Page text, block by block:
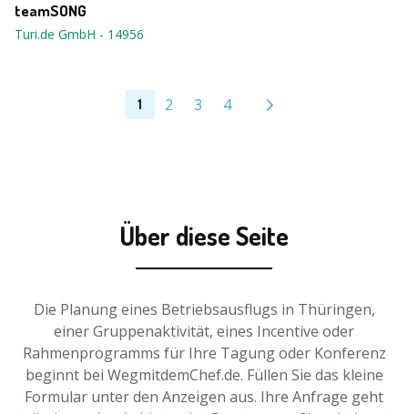
teamSONG
Turi.de GmbH - 14956
1 2 3 4
Über diese Seite
Die Planung eines Betriebsausflugs in Thüringen,
einer Gruppenaktivität, eines Incentive oder
Rahmenprogramms für Ihre Tagung oder Konferenz
beginnt bei WegmitdemChef.de. Füllen Sie das kleine
Formular unter den Anzeigen aus. Ihre Anfrage geht